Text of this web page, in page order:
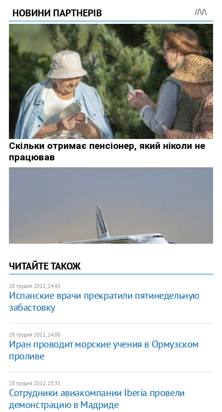
ЧИТАЙТЕ ТАКОЖ
28 грудня 2012, 14:45
Испанские врачи прекратили пятинедельную
забастовку
28 грудня 2012, 14:00
Иран проводит морские учения в Ормузском
проливе
28 грудня 2012, 13:35
Сотрудники авиакомпании Iberia провели
демонстрацию в Мадриде